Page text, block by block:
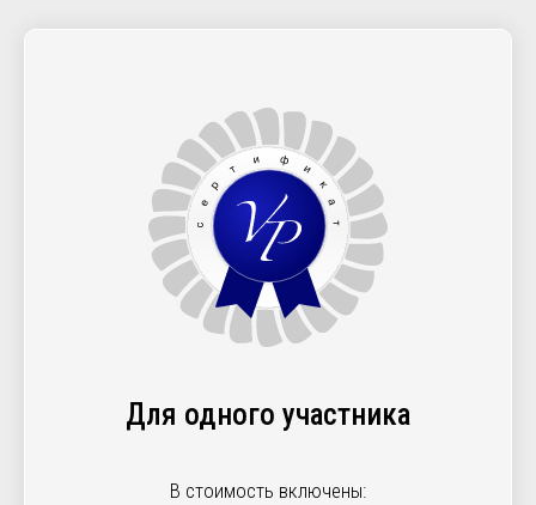
Для одного участника
В стоимость включены: